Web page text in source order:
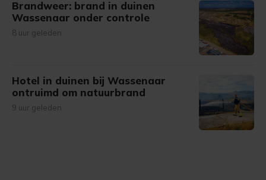
Brandweer: brand in duinen
Wassenaar onder controle
8 uur geleden
Hotel in duinen bij Wassenaar
ontruimd om natuurbrand
9 uur geleden